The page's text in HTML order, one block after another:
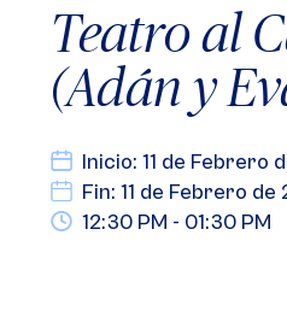
Teatro al
(Adán y
Inicio: 11 de Febrero
Fin: 11 de Febrero de
12:30 PM - 01:30 PM